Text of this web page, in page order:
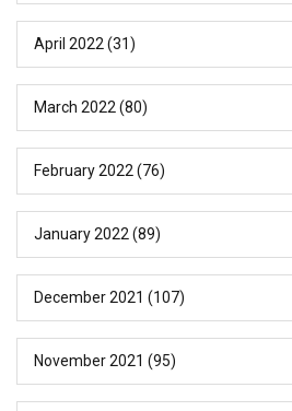
April 2022 (31)
March 2022 (80)
February 2022 (76)
January 2022 (89)
December 2021 (107)
November 2021 (95)